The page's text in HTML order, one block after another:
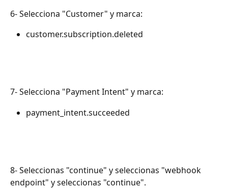
6- Selecciona "Customer" y marca:
customer.subscription.deleted
7- Selecciona "Payment Intent" y marca:
payment_intent.succeeded
8- Seleccionas "continue" y seleccionas "webhook
endpoint" y seleccionas "continue".